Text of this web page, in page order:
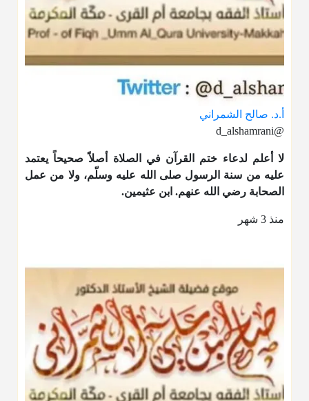
أ.د. صالح الشمراني
@d_alshamrani
لا أعلم لدعاء ختم القرآن في الصلاة أصلاً صحيحاً يعتمد
عليه من سنة الرسول صلى الله عليه وسلّم، ولا من عمل
الصحابة رضي الله عنهم. ابن عثيمين.
منذ 3 شهر